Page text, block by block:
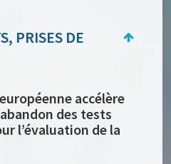
PRISES DE
accélère
des tests
l’évaluation de la